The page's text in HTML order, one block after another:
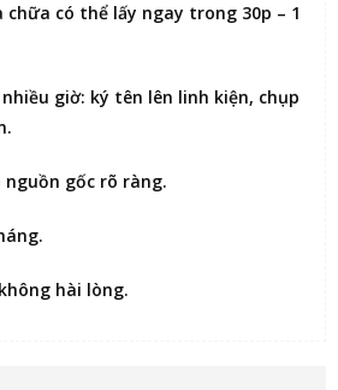
chữa có thể lấy ngay trong 30p – 1
giờ: ký tên lên linh kiện, chụp
gốc rõ ràng.
hài lòng.